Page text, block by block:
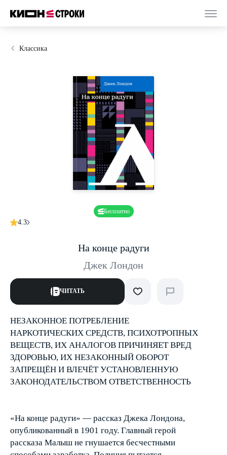
Классика
Бесплатно
4.3
На конце радуги
Джек Лондон
ЧИТАТЬ
НЕЗАКОННОЕ ПОТРЕБЛЕНИЕ
НАРКОТИЧЕСКИХ СРЕДСТВ, ПСИХОТРОПНЫХ
ВЕЩЕСТВ, ИХ АНАЛОГОВ ПРИЧИНЯЕТ ВРЕД
ЗДОРОВЬЮ, ИХ НЕЗАКОННЫЙ ОБОРОТ
ЗАПРЕЩЁН И ВЛЕЧЁТ УСТАНОВЛЕННУЮ
ЗАКОНОДАТЕЛЬСТВОМ ОТВЕТСТВЕННОСТЬ
«На конце радуги» — рассказ Джека Лондона,
опубликованный в 1901 году. Главный герой
рассказа Малыш не гнушается бесчестными